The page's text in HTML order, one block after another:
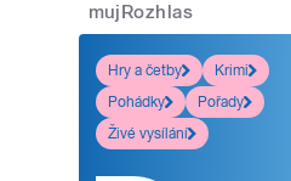
mujRozhlas
Hry a četby
Krimi
Pohádky
Pořady
Živé vysílání